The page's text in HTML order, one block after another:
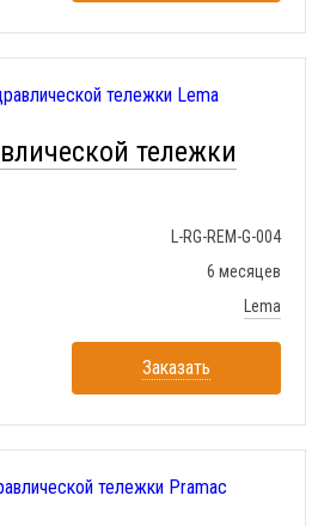
тележки
L-RG-REM-G-004
6 месяцев
Lema
Заказать